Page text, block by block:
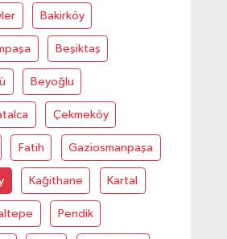
Bakirköy
Beşiktaş
Beyoğlu
Çekmeköy
Fatih Gaziosmanpaşa
Kağithane Kartal
Pendik